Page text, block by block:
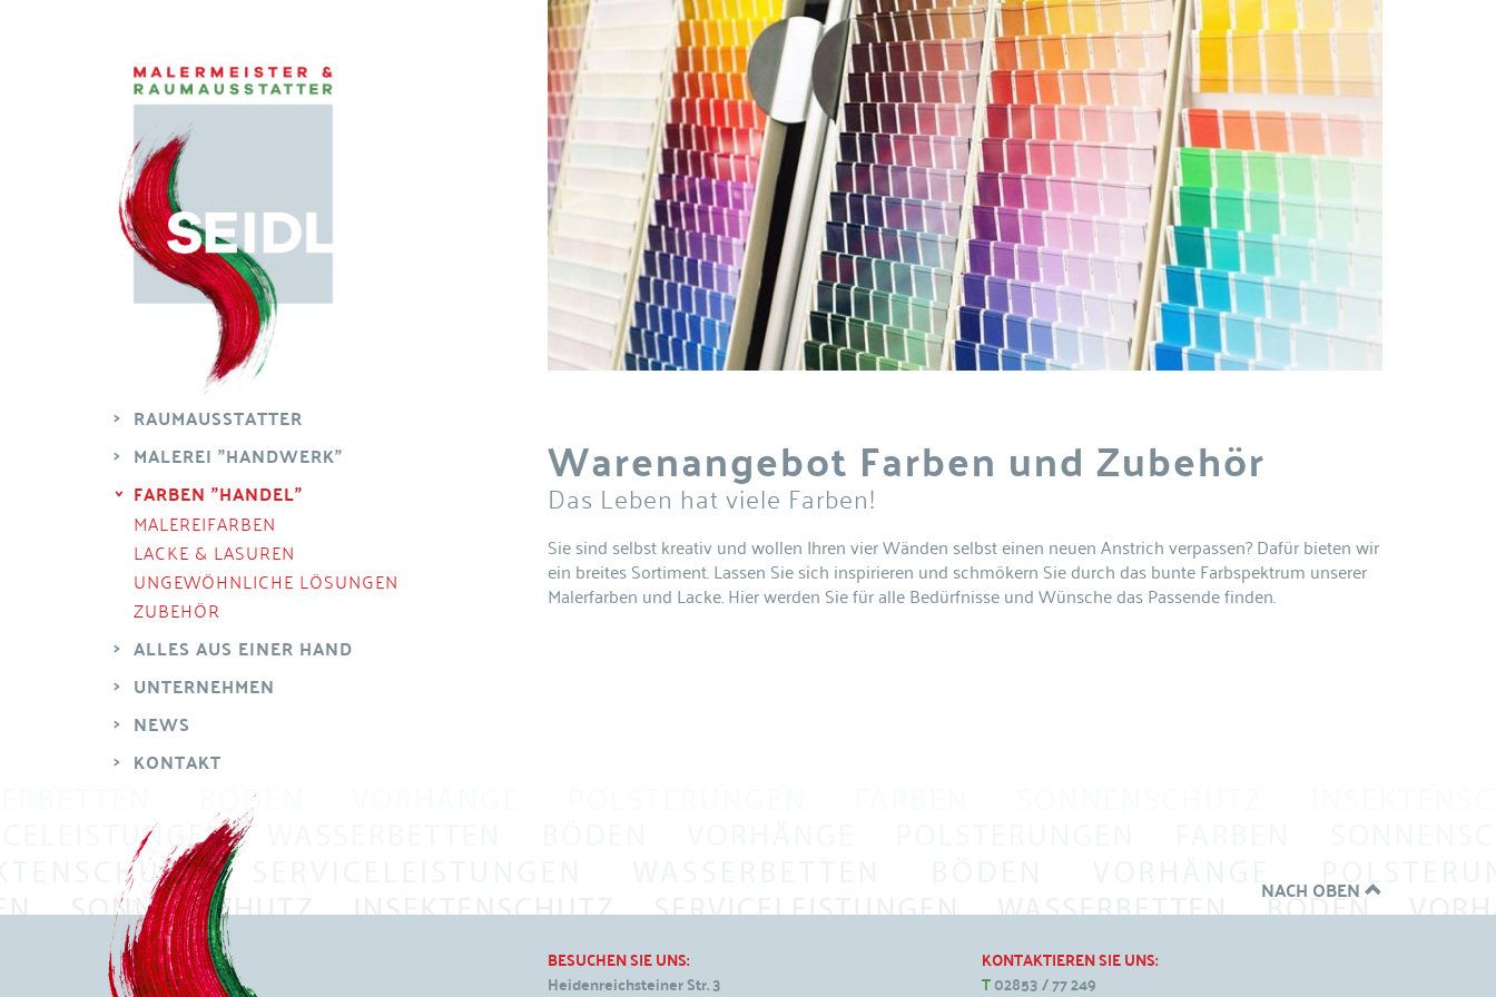
RAUMAUSSTATTER
MALEREI "HANDWERK"
FARBEN "HANDEL"
MALEREIFARBEN
LACKE & LASUREN
UNGEWÖHNLICHE LÖSUNGEN
ZUBEHÖR
ALLES AUS EINER HAND
UNTERNEHMEN
NEWS
KONTAKT
Warenangebot Farben und Zubehör
Das Leben hat viele Farben!
Sie sind selbst kreativ und wollen Ihren vier Wänden selbst einen neuen Anstrich verpassen? Dafür bieten wir
ein breites Sortiment. Lassen Sie sich inspirieren und schmökern Sie durch das bunte Farbspektrum unserer
Malerfarben und Lacke. Hier werden Sie für alle Bedürfnisse und Wünsche das Passende finden.
NACH OBEN
BESUCHEN SIE UNS:
Heidenreichsteiner Str. 3
KONTAKTIEREN SIE UNS:
T02853 / 77 249